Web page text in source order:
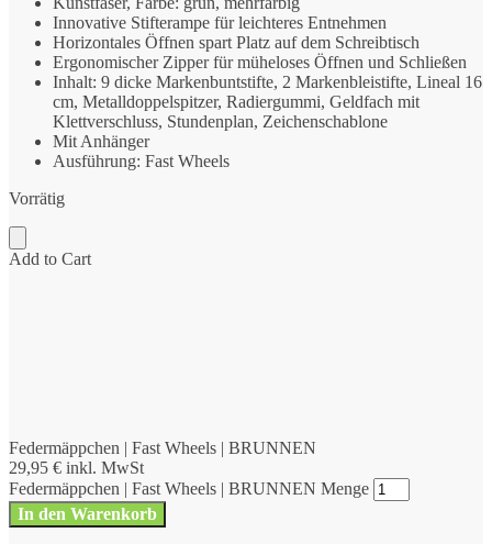
Innovative Stifterampe für leichteres Entnehmen
Horizontales Öffnen spart Platz auf dem Schreibtisch
Ergonomischer Zipper für müheloses Öffnen und Schließen
Inhalt: 9 dicke Markenbuntstifte, 2 Markenbleistifte, Lineal 16
cm, Metalldoppelspitzer, Radiergummi, Geldfach mit
Klettverschluss, Stundenplan, Zeichenschablone
Mit Anhänger
Ausführung: Fast Wheels
Vorrätig
Add to Cart
Federmäppchen | Fast Wheels | BRUNNEN
29,95 € inkl. MwSt
Federmäppchen | Fast Wheels | BRUNNEN Menge
In den Warenkorb